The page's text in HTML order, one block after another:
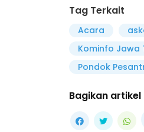
Tag Terkait
Acara
Kominfo Jawa
Pondok
Bagikan artikel